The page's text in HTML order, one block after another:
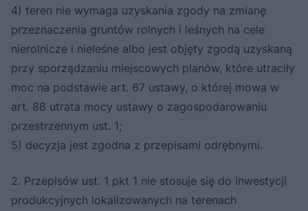
4) teren nie wymaga uzyskania zgody na zmianę
przeznaczenia gruntów rolnych i leśnych na cele
nierolnicze i nieleśne albo jest objęty zgodą uzyskaną
przy sporządzaniu miejscowych planów, które utraciły
moc na podstawie art. 67 ustawy, o której mowa w
art. 88 utrata mocy ustawy o zagospodarowaniu
przestrzennym ust. 1;
5) decyzja jest zgodna z przepisami odrębnymi.
2. Przepisów ust. 1 pkt 1 nie stosuje się do inwestycji
produkcyjnych lokalizowanych na terenach